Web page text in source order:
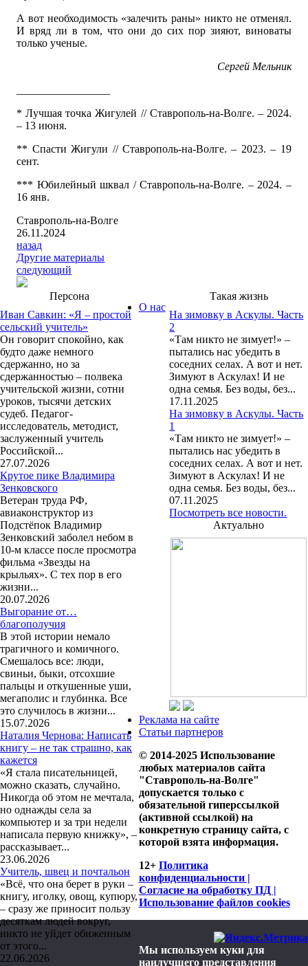
А вот необходимость «залечить раны» никто не отменял.
И вряд ли в том, что они до сих пор зияют, виноваты
только ученые.
Сергей Мельник
* Лучшая точка Жигулей // Ставрополь-на-Волге. – 2024.
– 13 июня.
** Спасти Жигули // Ставрополь-на-Волге. – 2023. – 19
сент.
*** Юбилейный шквал / Ставрополь-на-Волге. – 2024. –
16 янв.
Ставрополь-на-Волге
26.11.2024
назад
Другие материалы
следующий
Персона
Иван Савкин: «Я – простой
сельский учитель»
Он говорит спокойно, как
будто даже немного
сдержанно, но за
сдержанностью – полвека
учительской жизни, сотни
уроков, тысячи детских
судеб. Педагог-
исследователь, методист,
заслуженный учитель
Российской...
27.07.2026
Крутое пике Владимира
Зенковского
Ветеран труда РФ,
авиаконструктор из
Подстёпок Владимир
Зенковский заболел небом в
10-м классе после просмотра
фильма «Звезды на
крыльях». С тех пор в его
жизни...
20.07.2026
Выгорание от…
благополучия
В этой истории немало
трагичного и комичного.
Смешалось все: люди,
свиньи, быки, отсохшие
пальцы и откушенные уши,
мегаполис и глубинка. Все
это случилось в жизни...
15.07.2026
Наталия Чернова: Написать
книгу – не так страшно, как
кажется
«Я стала писательницей,
можно сказать, случайно.
Никогда об этом не мечтала,
но однажды села за
компьютер и за три недели
написала первую книжку», –
рассказывает...
23.06.2026
Учитель, швец и почтальон
«Всё, что она берет в руки –
книгу, иголку, овощ, купюру,
– сразу же приносит пользу
десяткам людей вокруг,
никто не уйдет обиженным
от этого...
22.06.2026
Такая жизнь
На зимовку в Аскулы. Часть
2
«Там никто не зимует!» –
пытались нас убедить в
соседних селах. А вот и нет.
Зимуют в Аскулах! И не
одна семья. Без воды, без...
17.11.2025
На зимовку в Аскулы. Часть
1
«Там никто не зимует!» –
пытались нас убедить в
соседних селах. А вот и нет.
Зимуют в Аскулах! И не
одна семья. Без воды, без...
07.11.2025
Посмотреть все новости.
Актуально
О нас
Реклама на сайте
Статьи партнеров
© 2014-2025 Использование
любых материалов сайта
"Ставрополь-на-Волге"
допускается только с
обязательной гиперссылкой
(активной ссылкой) на
конкретную страницу сайта, с
которой взята информация.
12+ Политика
конфиденциальности |
Согласие на обработку ПД |
Использование файлов cookies
Мы используем куки для
наилучшего представления